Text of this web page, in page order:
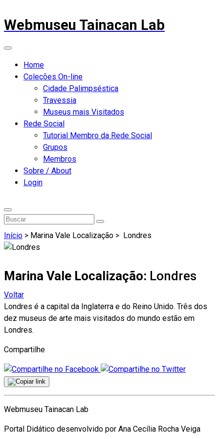
Webmuseu Tainacan Lab
Home
Coleções On-line
Cidade Palimpséstica
Travessia
Museus mais Visitados
Rede Social
Tutorial Membro da Rede Social
Grupos
Membros
Sobre / About
Login
Início > Marina Vale Localização > Londres
Marina Vale Localização: Londres
Voltar
Londres é a capital da Inglaterra e do Reino Unido. Três dos
dez museus de arte mais visitados do mundo estão em
Londres.
Compartilhe
Webmuseu Tainacan Lab
Portal Didático desenvolvido por Ana Cecília Rocha Veiga